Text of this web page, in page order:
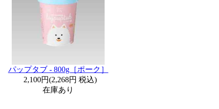
パップタブ - 800g［ポーク］
2,100円(2,268円 税込)
在庫あり